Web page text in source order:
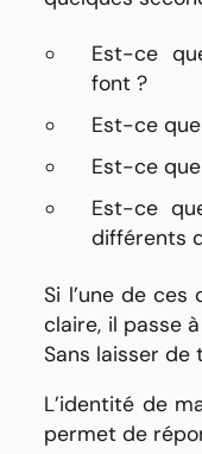
Est-ce
font ?
Est-ce
Est-ce que
Est-ce
différents
Si l’une de
claire, il passe
Sans laisser de
L’identité de
permet de